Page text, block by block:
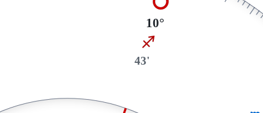
10°
I
43'